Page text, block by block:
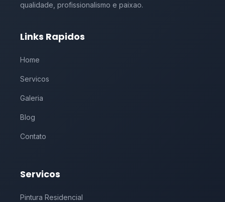
qualidade, profissionalismo e paixao.
Links Rapidos
Home
Servicos
Galeria
Blog
Contato
Servicos
Pintura Residencial